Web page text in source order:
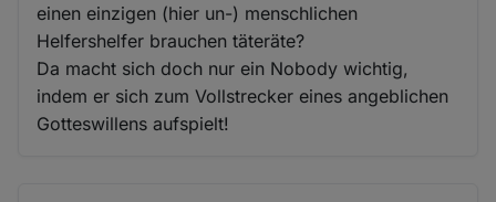
einen einzigen (hier un-) menschlichen
Helfershelfer brauchen täteräte?
Da macht sich doch nur ein Nobody wichtig,
indem er sich zum Vollstrecker eines angeblichen
Gotteswillens aufspielt!